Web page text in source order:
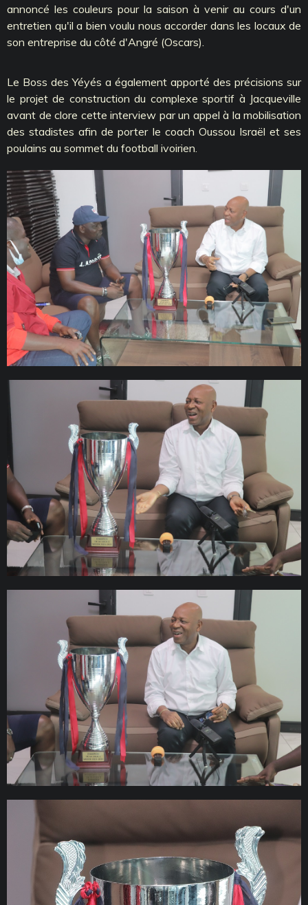
annoncé les couleurs pour la saison à venir au cours d'un
entretien qu'il a bien voulu nous accorder dans les locaux de
son entreprise du côté d'Angré (Oscars).
Le Boss des Yéyés a également apporté des précisions sur
le projet de construction du complexe sportif à Jacqueville
avant de clore cette interview par un appel à la mobilisation
des stadistes afin de porter le coach Oussou Israël et ses
poulains au sommet du football ivoirien.